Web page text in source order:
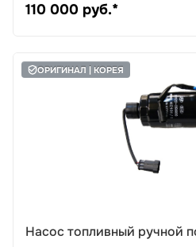
110 000 руб.*
ОРИГИНАЛ | КОРЕЯ